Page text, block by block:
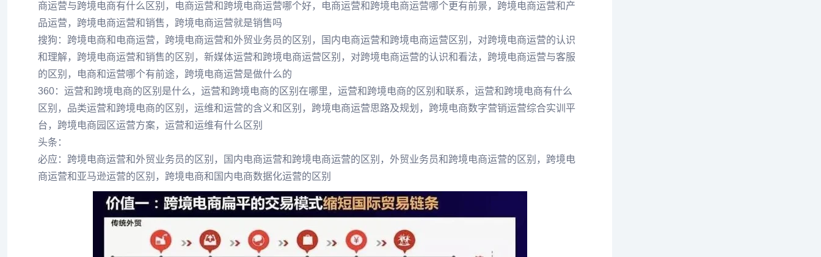
商运营与跨境电商有什么区别，电商运营和跨境电商运营哪个好，电商运营和跨境电商运营哪个更有前景，跨境电商运营和产
品运营，跨境电商运营和销售，跨境电商运营就是销售吗
搜狗：跨境电商和电商运营，跨境电商运营和外贸业务员的区别，国内电商运营和跨境电商运营区别，对跨境电商运营的认识
和理解，跨境电商运营和销售的区别，新媒体运营和跨境电商运营区别，对跨境电商运营的认识和看法，跨境电商运营与客服
的区别，电商和运营哪个有前途，跨境电商运营是做什么的
360：运营和跨境电商的区别是什么，运营和跨境电商的区别在哪里，运营和跨境电商的区别和联系，运营和跨境电商有什么
区别，品类运营和跨境电商的区别，运维和运营的含义和区别，跨境电商运营思路及规划，跨境电商数字营销运营综合实训平
台，跨境电商园区运营方案，运营和运维有什么区别
头条：
必应：跨境电商运营和外贸业务员的区别，国内电商运营和跨境电商运营的区别，外贸业务员和跨境电商运营的区别，跨境电
商运营和亚马逊运营的区别，跨境电商和国内电商数据化运营的区别